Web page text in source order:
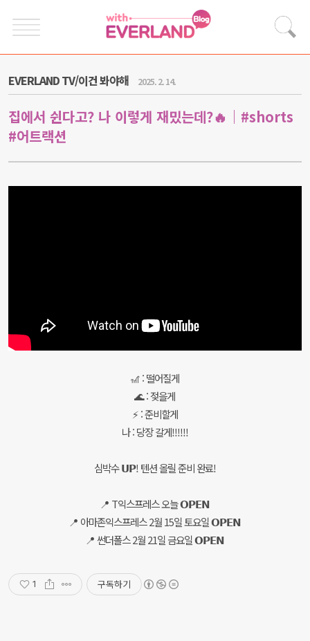
EVERLAND TV/이건 봐야해 2025. 2. 14.
집에서 쉰다고? 나 이렇게 재밌는데?🔥｜#shorts
#어트랙션
🎢 : 떨어질게
🌊 : 젖을게
⚡ : 준비할게
나 : 당장 갈게!!!!!!
심박수 𝗨𝗣! 텐션 올릴 준비 완료!
📍 T익스프레스 오늘 𝗢𝗣𝗘𝗡
📍 아마존익스프레스 2월 15일 토요일 𝗢𝗣𝗘𝗡
📍 썬더폴스 2월 21일 금요일 𝗢𝗣𝗘𝗡
1 구독하기